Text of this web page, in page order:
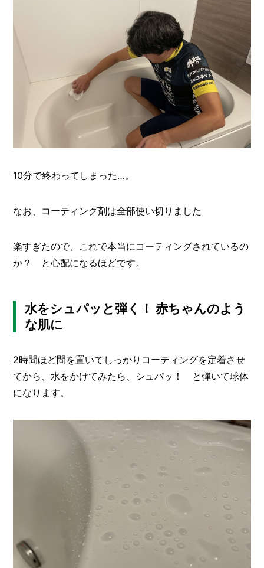
10分で終わってしまった…。
なお、コーティング剤は全部使い切りました
楽すぎたので、これで本当にコーティングされているの
か？ と心配になるほどです。
水をシュパッと弾く！ 赤ちゃんのよう
な肌に
2時間ほど間を置いてしっかりコーティングを定着させ
てから、水をかけてみたら、シュパッ！ と弾いて球体
になります。